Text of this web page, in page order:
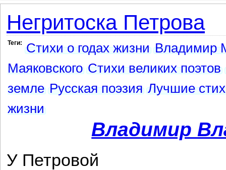
Негритоска Петрова
Теги: Стихи о годах жизни Владимир
Маяковского Стихи великих поэтов
земле Русская поэзия Лучшие
жизни
Владимир
У Петровой